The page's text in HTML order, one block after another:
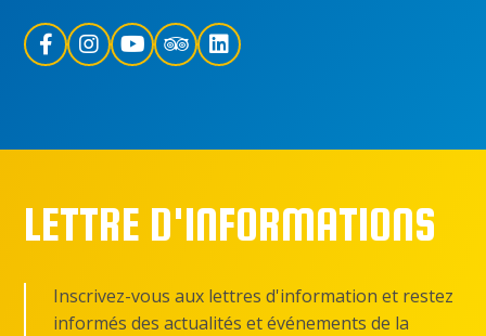
LETTRE D'INFORMATIONS
Inscrivez-vous aux lettres d'information et restez
informés des actualités et événements de la